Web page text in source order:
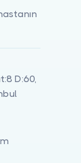
D:60,